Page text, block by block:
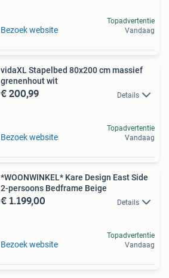
Bezoek website
Topadvertentie
Vandaag
vidaXL Stapelbed 80x200 cm massief
grenenhout wit
€ 200,99 Details
Bezoek website
Topadvertentie
Vandaag
*WOONWINKEL* Kare Design East Side
2-persoons Bedframe Beige
€ 1.199,00 Details
Bezoek website
Topadvertentie
Vandaag